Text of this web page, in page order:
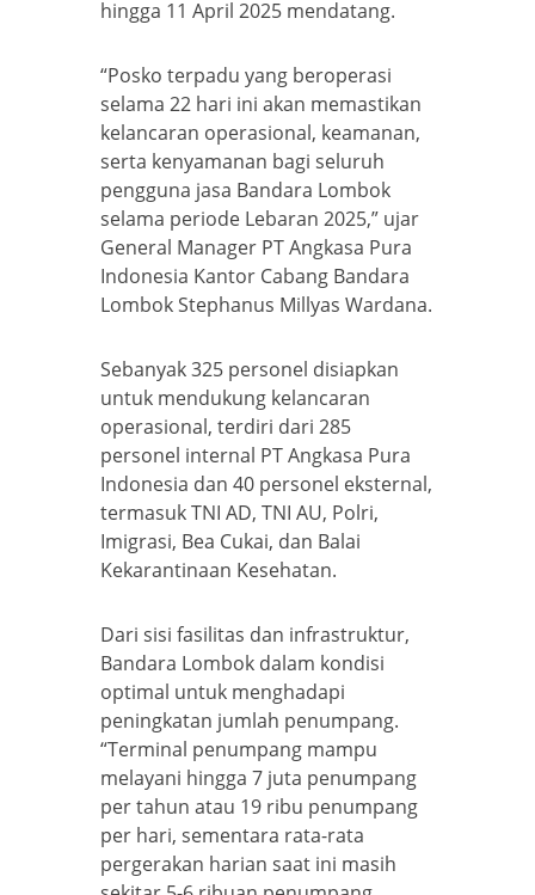
hingga 11 April 2025 mendatang.
“Posko terpadu yang beroperasi
selama 22 hari ini akan memastikan
kelancaran operasional, keamanan,
serta kenyamanan bagi seluruh
pengguna jasa Bandara Lombok
selama periode Lebaran 2025,” ujar
General Manager PT Angkasa Pura
Indonesia Kantor Cabang Bandara
Lombok Stephanus Millyas Wardana.
Sebanyak 325 personel disiapkan
untuk mendukung kelancaran
operasional, terdiri dari 285
personel internal PT Angkasa Pura
Indonesia dan 40 personel eksternal,
termasuk TNI AD, TNI AU, Polri,
Imigrasi, Bea Cukai, dan Balai
Kekarantinaan Kesehatan.
Dari sisi fasilitas dan infrastruktur,
Bandara Lombok dalam kondisi
optimal untuk menghadapi
peningkatan jumlah penumpang.
“Terminal penumpang mampu
melayani hingga 7 juta penumpang
per tahun atau 19 ribu penumpang
per hari, sementara rata-rata
pergerakan harian saat ini masih